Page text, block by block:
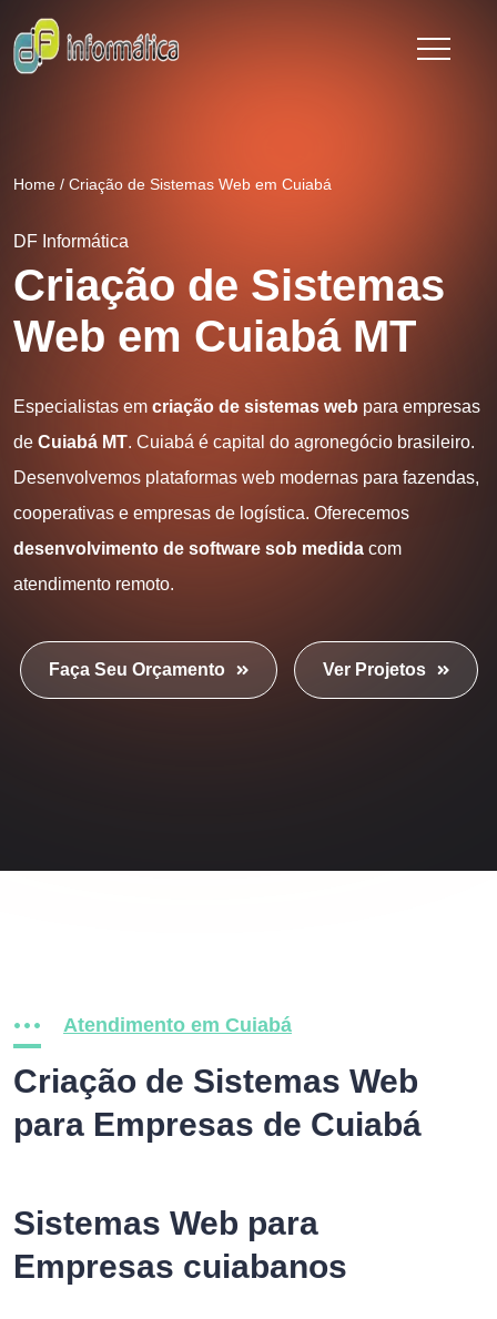
Home / Criação de Sistemas Web em Cuiabá
DF Informática
Criação de Sistemas
Web em Cuiabá MT
Especialistas em criação de sistemas web para empresas
de Cuiabá MT. Cuiabá é capital do agronegócio brasileiro.
Desenvolvemos plataformas web modernas para fazendas,
cooperativas e empresas de logística. Oferecemos
desenvolvimento de software sob medida com
atendimento remoto.
Faça Seu Orçamento Ver Projetos
Atendimento em Cuiabá
Criação de Sistemas Web
para Empresas de Cuiabá
Sistemas Web para
Empresas cuiabanos